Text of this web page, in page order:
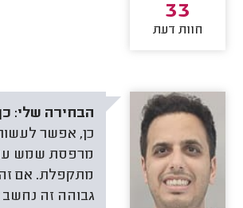
33
חוות דעת
הבחירה שלי:
כן, אפשר
מרפסת שמש עם
מתקפלת. אם זה
גבוהה זה